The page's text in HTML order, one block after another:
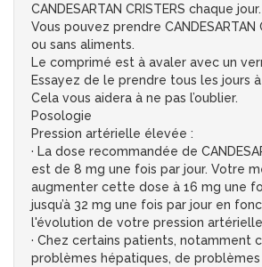
CANDESARTAN CRISTERS chaque jour.
Vous pouvez prendre CANDESARTAN
ou sans aliments.
Le comprimé est à avaler avec un
Essayez de le prendre tous les jours
Cela vous aidera à ne pas l’oublier.
Posologie
Pression artérielle élevée :
· La dose recommandée de
est de 8 mg une fois par jour. Votre
augmenter cette dose à 16 mg une
jusqu’à 32 mg une fois par jour en
l'évolution de votre pression
· Chez certains patients, notamment
problèmes hépatiques, de problèmes